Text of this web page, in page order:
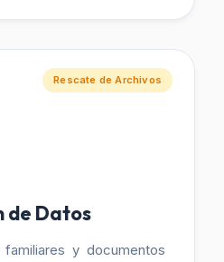
Rescate de Archivos
de Datos
y documentos